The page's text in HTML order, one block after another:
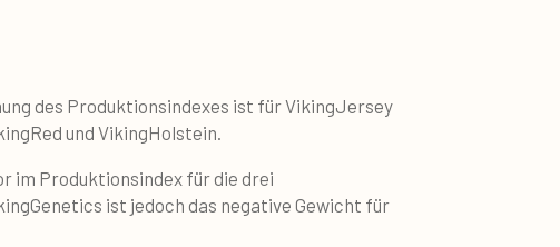
des Produktionsindexes ist für VikingJersey
und VikingHolstein.
im Produktionsindex für die drei
ist jedoch das negative Gewicht für